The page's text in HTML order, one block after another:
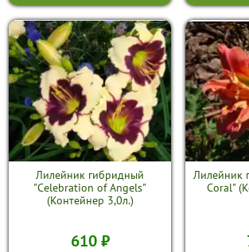
Лилейник гибридный
"Celebration of Angels"
(Контейнер 3,0л.)
610 ₽
Лилейник
Coral"